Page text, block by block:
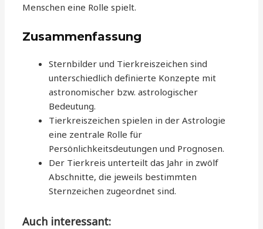
Menschen eine Rolle spielt.
Zusammenfassung
Sternbilder und Tierkreiszeichen sind
unterschiedlich definierte Konzepte mit
astronomischer bzw. astrologischer
Bedeutung.
Tierkreiszeichen spielen in der Astrologie
eine zentrale Rolle für
Persönlichkeitsdeutungen und Prognosen.
Der Tierkreis unterteilt das Jahr in zwölf
Abschnitte, die jeweils bestimmten
Sternzeichen zugeordnet sind.
Auch interessant: